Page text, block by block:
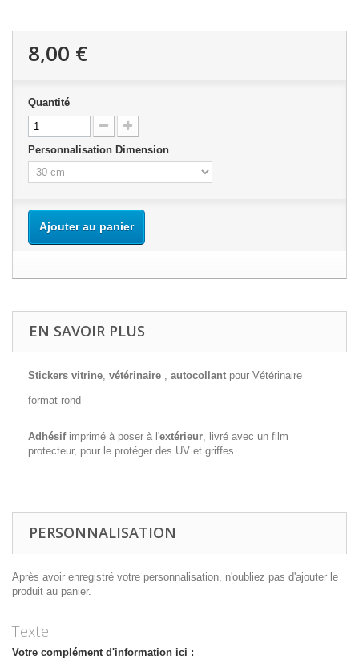
8,00 €
Quantité
Personnalisation Dimension
Ajouter au panier
EN SAVOIR PLUS
Stickers vitrine, vétérinaire , autocollant pour Vétérinaire
format rond
Adhésifimprimé à poser à l'extérieur, livré avec un film
protecteur, pour le protéger des UV et griffes
PERSONNALISATION
Après avoir enregistré votre personnalisation, n'oubliez pas d'ajouter le
produit au panier.
Texte
Votre complément d'information ici :